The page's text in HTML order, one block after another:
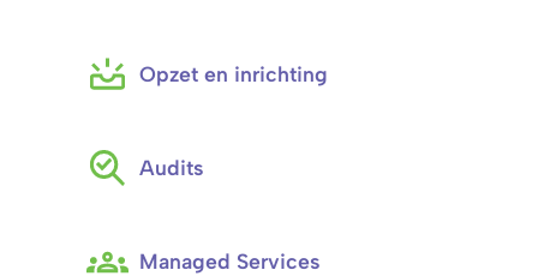
Opzet en inrichting
Audits
Managed Services